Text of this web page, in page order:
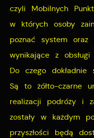
czyli Mobilnych
w których osoby
poznać system oraz
wynikające z obsługi
Do czego dokładnie
Są to żółto-czarne
realizacji podróży i
zostały w każdym
przyszłości będą